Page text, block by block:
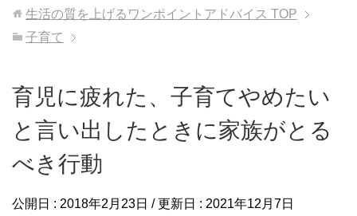
生活の質を上げるワンポイントアドバイス TOP
子育て
育児に疲れた、子育てやめたい
と言い出したときに家族がとる
べき行動
公開日 : 2018年2月23日 / 更新日 : 2021年12月7日